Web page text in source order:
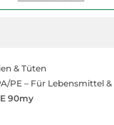
& Tüten
PE – Für Lebensmittel
90my